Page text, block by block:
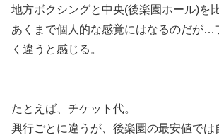
地方ボクシングと中央(後楽園ホール)を
あくまで個人的な感覚にはなるのだが…
く違うと感じる。
たとえば、チケット代。
興行ごとに違うが、後楽園の最安値では